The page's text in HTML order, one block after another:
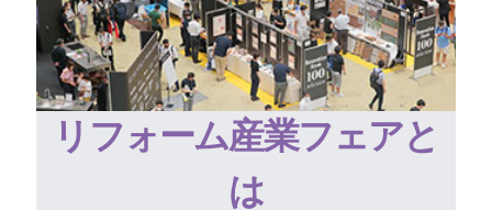
リフォーム産業フェアと
は